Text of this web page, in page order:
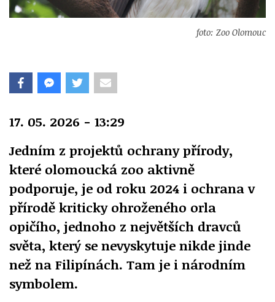
foto: Zoo Olomouc
17. 05. 2026 - 13:29
Jedním z projektů ochrany přírody,
které olomoucká zoo aktivně
podporuje, je od roku 2024 i ochrana v
přírodě kriticky ohroženého orla
opičího, jednoho z největších dravců
světa, který se nevyskytuje nikde jinde
než na Filipínách. Tam je i národním
symbolem.